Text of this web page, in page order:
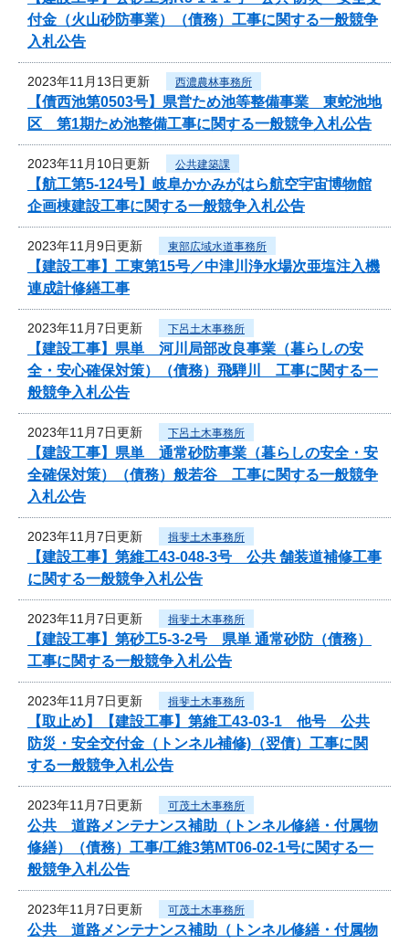
付金（火山砂防事業）（債務）工事に関する一般競争
入札公告
2023年11月13日更新 西濃農林事務所
【債西池第0503号】県営ため池等整備事業 東蛇池地
区 第1期ため池整備工事に関する一般競争入札公告
2023年11月10日更新 公共建築課
【航工第5-124号】岐阜かかみがはら航空宇宙博物館
企画棟建設工事に関する一般競争入札公告
2023年11月9日更新 東部広域水道事務所
【建設工事】工東第15号／中津川浄水場次亜塩注入機
連成計修繕工事
2023年11月7日更新 下呂土木事務所
【建設工事】県単 河川局部改良事業（暮らしの安
全・安心確保対策）（債務）飛騨川 工事に関する一
般競争入札公告
2023年11月7日更新 下呂土木事務所
【建設工事】県単 通常砂防事業（暮らしの安全・安
全確保対策）（債務）般若谷 工事に関する一般競争
入札公告
2023年11月7日更新 揖斐土木事務所
【建設工事】第維工43-048-3号 公共 舗装道補修工事
に関する一般競争入札公告
2023年11月7日更新 揖斐土木事務所
【建設工事】第砂工5-3-2号 県単 通常砂防（債務）
工事に関する一般競争入札公告
2023年11月7日更新 揖斐土木事務所
【取止め】【建設工事】第維工43-03-1 他号 公共
防災・安全交付金（トンネル補修)（翌債）工事に関
する一般競争入札公告
2023年11月7日更新 可茂土木事務所
公共 道路メンテナンス補助（トンネル修繕・付属物
修繕）（債務）工事/工維3第MT06-02-1号に関する一
般競争入札公告
2023年11月7日更新 可茂土木事務所
公共 道路メンテナンス補助（トンネル修繕・付属物